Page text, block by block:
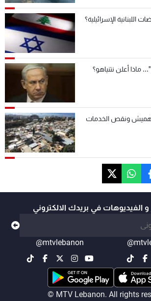
اللبنانية الإسرائيلية؟
ماذا أعلن نتنياهو؟
ونقص الخدمات
و الفيديوهات في بريدك الالكتروني
@mtvlebanon
© MTV Lebanon. All rights